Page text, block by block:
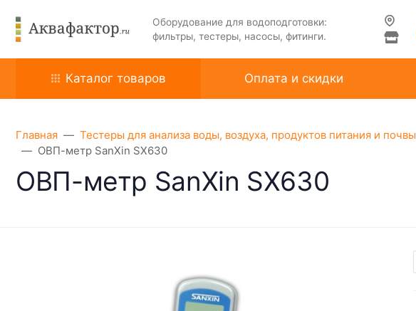
Оборудование для водоподготовки:
фильтры, тестеры, насосы, фитинги.
Каталог товаров Оплата и скидки
Главная Тестеры для анализа воды, воздуха, продуктов питания и почвы
ОВП-метр SanXin SX630
ОВП-метр SanXin SX630